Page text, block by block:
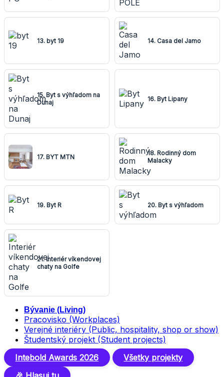
13. byt 19 14. Casa del Jamo
15. Byt s výhľadom na
Dunaj
16. Byt Lipany
17. BYT MTN
18. Rodinný dom
Malacky
19. Byt R 20. Byt s výhľadom
21. Interiér víkendovej
chaty na Golfe
Bývanie (Living)
Pracovisko (Workplaces)
Verejné interiéry (Public, hospitality, shop or show)
Študentský projekt (Student projects)
Intebold Awards 2026
Všetky projekty